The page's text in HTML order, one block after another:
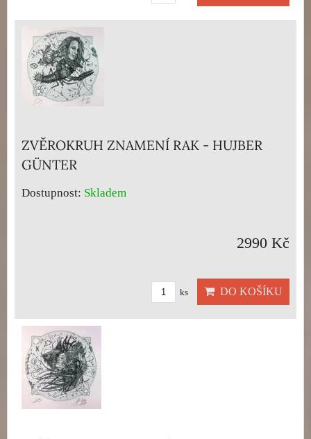
ZVĚROKRUH ZNAMENÍ RAK - HUJBER
GÜNTER
Dostupnost: Skladem
2990 Kč
ks DO KOŠÍKU